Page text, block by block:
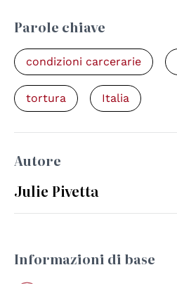
Parole chiave
condizioni carcerarie
tortura Italia
Autore
Julie Pivetta
Informazioni di base